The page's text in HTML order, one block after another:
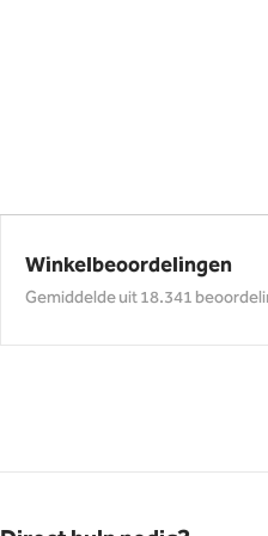
Winkelbeoordelingen
Gemiddelde uit 18.341